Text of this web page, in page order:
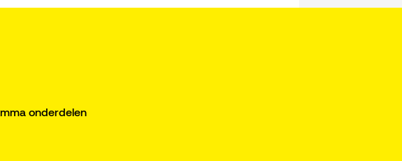
onderdelen